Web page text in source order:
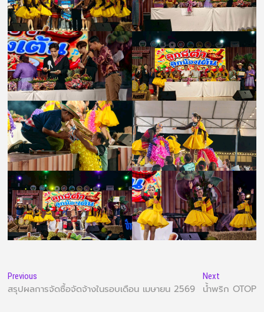
Previous
สรุปผลการจัดซื้อจัดจ้างในรอบเดือน เมษายน 2569
Next
น้ำพริก OTOP